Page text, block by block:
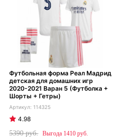
Футбольная форма Реал Мадрид
детская для домашних игр
2020-2021 Варан 5 (Футболка +
Шорты + Гетры)
114325
4.98
5390
1410